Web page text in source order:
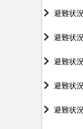
避難状
避難状
避難状
避難状
避難状